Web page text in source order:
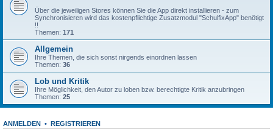
Über die jeweiligen Stores können Sie die App direkt installieren - zum
Synchronisieren wird das kostenpflichtige Zusatzmodul "SchulfixApp" benötigt
!!
Themen: 171
Allgemein
Ihre Themen, die sich sonst nirgends einordnen lassen
Themen: 36
Lob und Kritik
Ihre Möglichkeit, den Autor zu loben bzw. berechtigte Kritik anzubringen
Themen: 25
ANMELDEN • REGISTRIEREN